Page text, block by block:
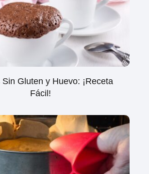
Gluten y Huevo: ¡Receta
Fácil!